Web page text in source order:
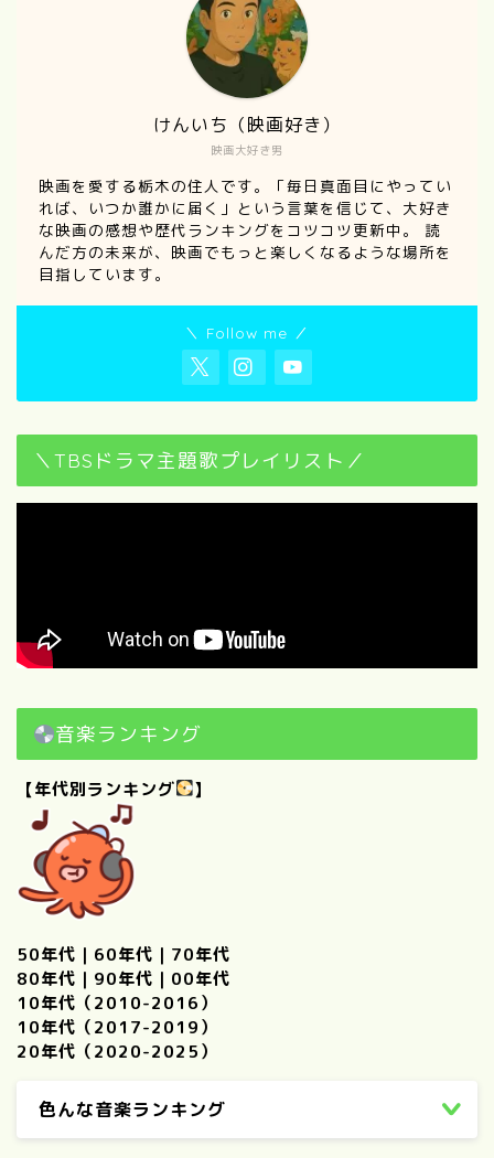
映画大好き男
けんいち（映画好き）
映画を愛する栃木の住人です。「毎日真面目にやってい
れば、いつか誰かに届く」という言葉を信じて、大好き
な映画の感想や歴代ランキングをコツコツ更新中。 読
んだ方の未来が、映画でもっと楽しくなるような場所を
目指しています。
＼ Follow me ／
＼TBSドラマ主題歌プレイリスト／
音楽ランキング
【年代別ランキング 】
50年代 ｜ 60年代 ｜ 70年代
80年代 ｜ 90年代 ｜ 00年代
10年代（2010-2016）
10年代（2017-2019）
20年代（2020-2025）
色んな音楽ランキング